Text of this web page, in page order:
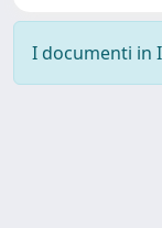
I documenti in